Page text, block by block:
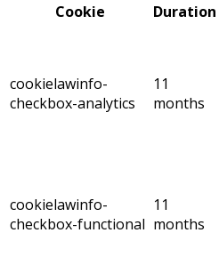
Cookie
Duration
cookielawinfo-
checkbox-analytics
11
months
cookielawinfo-
checkbox-functional
11
months